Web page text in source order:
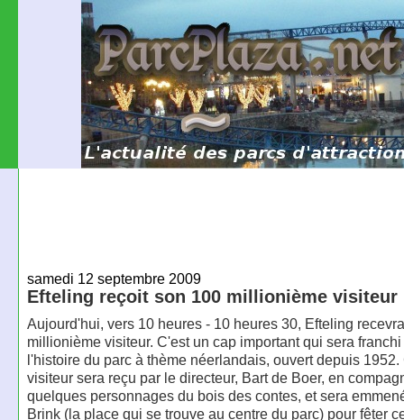
samedi 12 septembre 2009
Efteling reçoit son 100 millionième visiteur
Aujourd'hui, vers 10 heures - 10 heures 30, Efteling
millionième visiteur. C'est un cap important qui sera
l'histoire du parc à thème néerlandais, ouvert depuis 1952.
visiteur sera reçu par le directeur, Bart de Boer, en
quelques personnages du bois des contes, et sera
Brink (la place qui se trouve au centre du parc) pour fêter